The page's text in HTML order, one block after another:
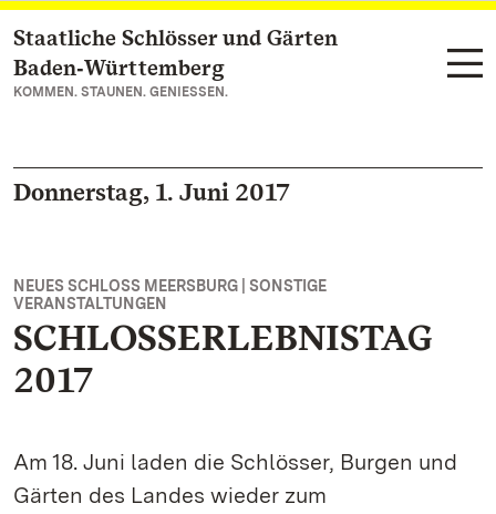
Zum Hauptinhalt springen
Staatliche Schlösser und Gärten
Baden‑Württemberg
KOMMEN. STAUNEN. GENIESSEN.
Donnerstag, 1. Juni 2017
NEUES SCHLOSS MEERSBURG | SONSTIGE
VERANSTALTUNGEN
SCHLOSSERLEBNISTAG
2017
Am 18. Juni laden die Schlösser, Burgen und
Gärten des Landes wieder zum